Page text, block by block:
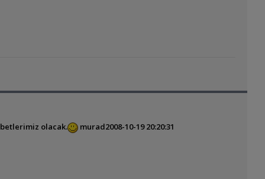
olacak. murad2008-10-19 20:20:31